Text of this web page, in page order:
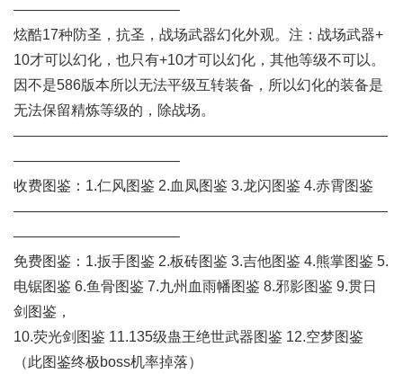
———————————–
炫酷17种防圣，抗圣，战场武器幻化外观。注：战场武器+
10才可以幻化，也只有+10才可以幻化，其他等级不可以。
因不是586版本所以无法平级互转装备，所以幻化的装备是
无法保留精炼等级的，除战场。
——————————————————————————
———————————–
收费图鉴：1.仁风图鉴 2.血凤图鉴 3.龙闪图鉴 4.赤霄图鉴
——————————————————————————
———————————–
免费图鉴：1.扳手图鉴 2.板砖图鉴 3.吉他图鉴 4.熊掌图鉴 5.
电锯图鉴 6.鱼骨图鉴 7.九州血雨幡图鉴 8.邪影图鉴 9.贯日
剑图鉴，
10.荧光剑图鉴 11.135级蛊王绝世武器图鉴 12.空梦图鉴
（此图鉴终极boss机率掉落）